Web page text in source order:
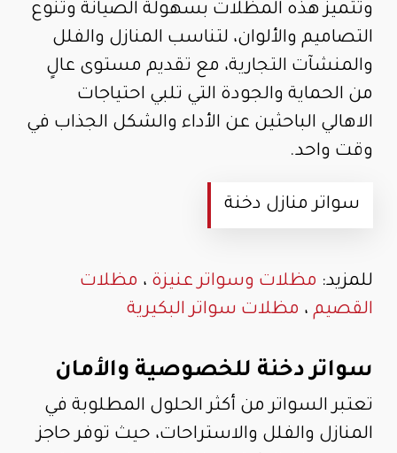
وتتميز هذه المظلات بسهولة الصيانة وتنوع
التصاميم والألوان، لتناسب المنازل والفلل
والمنشآت التجارية، مع تقديم مستوى عالٍ
من الحماية والجودة التي تلبي احتياجات
الاهالي الباحثين عن الأداء والشكل الجذاب في
وقت واحد.
سواتر منازل دخنة
للمزيد: مظلات وسواتر عنيزة ، مظلات
القصيم، مظلات سواتر البكيرية
سواتر دخنة للخصوصية والأمان
تعتبر السواتر من أكثر الحلول المطلوبة في
المنازل والفلل والاستراحات، حيث توفر حاجز